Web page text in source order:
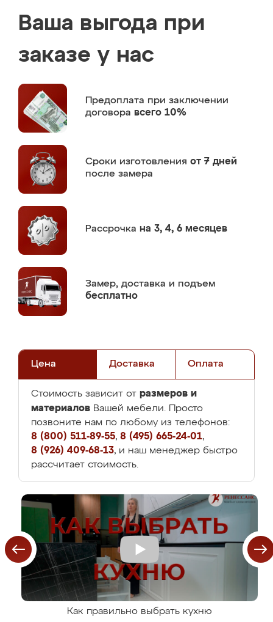
Ваша выгода при
заказе у нас
Предоплата при заключении
договора всего 10%
Сроки изготовления от 7 дней
после замера
Рассрочка на 3, 4, 6 месяцев
Замер, доставка и подъем
бесплатно
Цена Доставка Оплата
Стоимость зависит от размеров и
материалов Вашей мебели. Просто
позвоните нам по любому из телефонов:
8 (800) 511-89-55, 8 (495) 665-24-01,
8 (926) 409-68-13, и наш менеджер быстро
рассчитает стоимость.
Как правильно выбрать кухню